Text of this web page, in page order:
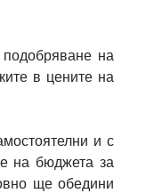
подобряване на
в цените на
и с
на бюджета за
ще обедини